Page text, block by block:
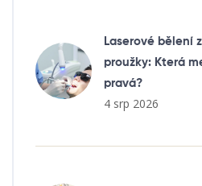
Laserové bělení
proužky: Která
pravá?
4 srp 2026